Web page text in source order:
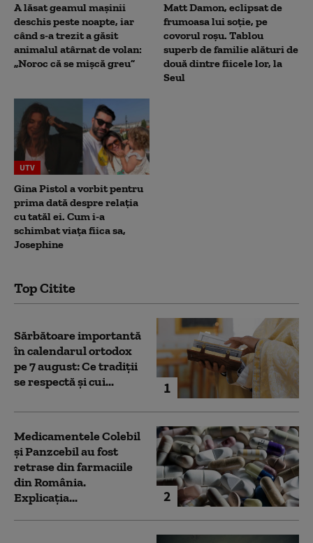
A lăsat geamul mașinii
deschis peste noapte, iar
când s-a trezit a găsit
animalul atârnat de volan:
„Noroc că se mișcă greu”
Matt Damon, eclipsat de
frumoasa lui soție, pe
covorul roșu. Tablou
superb de familie alături de
două dintre fiicele lor, la
Seul
UTV
Gina Pistol a vorbit pentru
prima dată despre relația
cu tatăl ei. Cum i-a
schimbat viața fiica sa,
Josephine
Top Citite
1
Sărbătoare importantă
în calendarul ortodox
pe 7 august: Ce tradiții
se respectă și cui...
2
Medicamentele Colebil
și Panzcebil au fost
retrase din farmaciile
din România.
Explicația...